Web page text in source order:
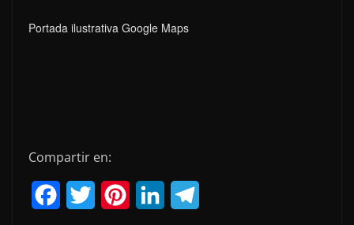
Portada ilustrativa Google Maps
Compartir en: